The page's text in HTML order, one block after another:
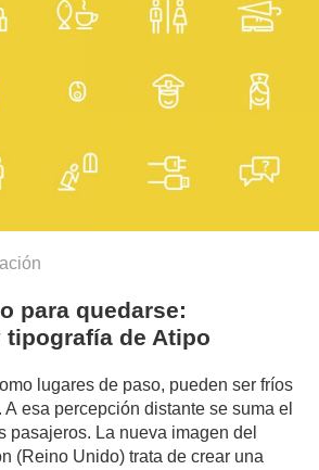
para quedarse:
de Atipo
lugares de paso, pueden ser fríos
esa percepción distante se suma el
pasajeros. La nueva imagen del
(Reino Unido) trata de crear una